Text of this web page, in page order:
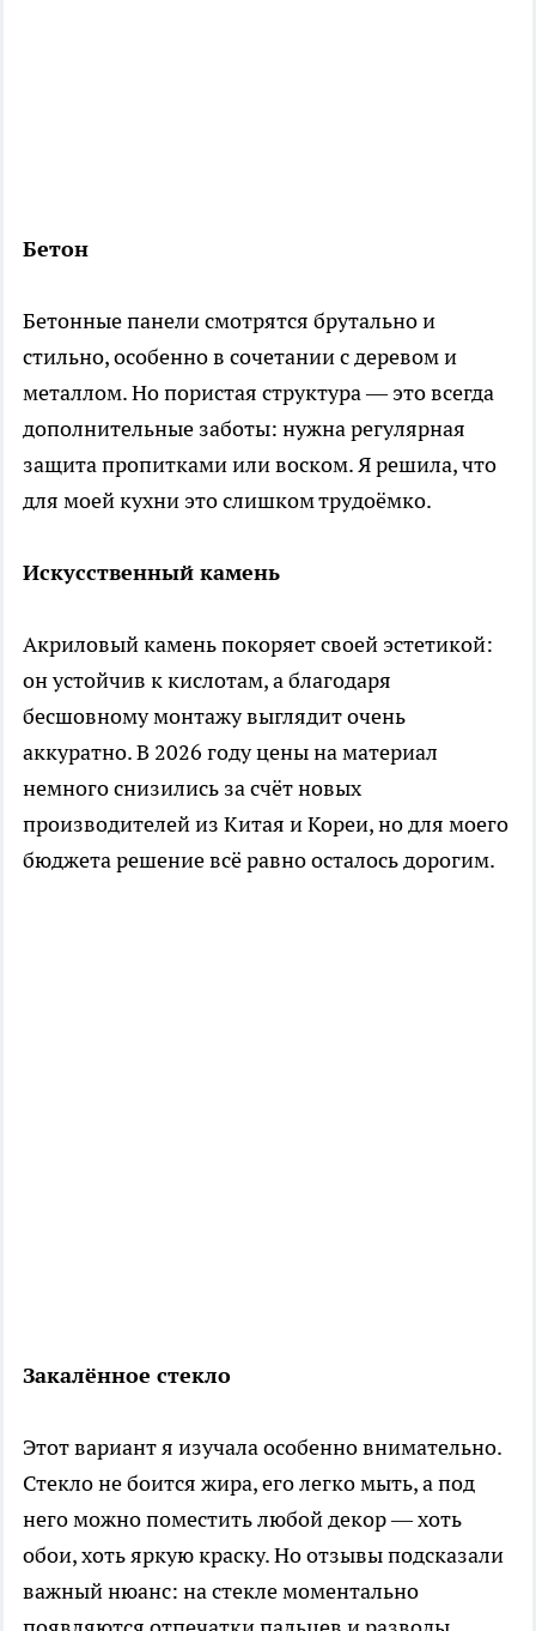
Бетон
Бетонные панели смотрятся брутально и
стильно, особенно в сочетании с деревом и
металлом. Но пористая структура — это всегда
дополнительные заботы: нужна регулярная
защита пропитками или воском. Я решила, что
для моей кухни это слишком трудоёмко.
Искусственный камень
Акриловый камень покоряет своей эстетикой:
он устойчив к кислотам, а благодаря
бесшовному монтажу выглядит очень
аккуратно. В 2026 году цены на материал
немного снизились за счёт новых
производителей из Китая и Кореи, но для моего
бюджета решение всё равно осталось дорогим.
Закалённое стекло
Этот вариант я изучала особенно внимательно.
Стекло не боится жира, его легко мыть, а под
него можно поместить любой декор — хоть
обои, хоть яркую краску. Но отзывы подсказали
важный нюанс: на стекле моментально